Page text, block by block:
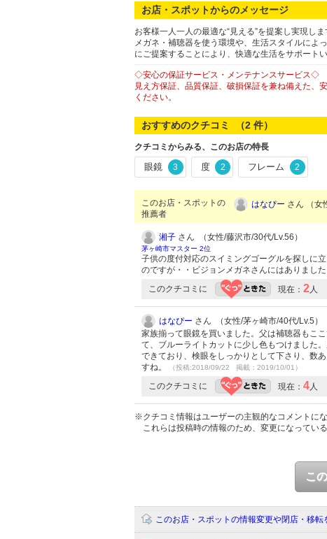
お店・スポットからのメッセージ
お客様一人一人の最適な“見える”を提案し実現しま
メガネ・補聴器を使う環境や、生活スタイルによ
にご提案することにより、快適な生活をサポートい
◇安心の保証サービス・メンテナンスサービス◇
見え方保証、品質保証、破損保証を兼ね備えた、
ください。
おすすめのクチコミ （2 件）
クチコミからみる、このお店の特長
眼鏡 3 度 2 フレーム 2
このお店・スポットの
推薦者
はなぴー さん （女
湘子 さん （女性/藤沢市/30代/Lv.56）
茅ヶ崎市マスター 2位
子供の度付対応のスイミングゴーグルを探しに
のですが・・ビジョンメガネさんにはありました
このクチコミに 現在： 2 人
はなぴー さん （女性/茅ヶ崎市/40代/Lv.5）
家族揃って眼鏡を買いました。父は補聴器もこ
て、ブルーライトカットに少し色もつけました
できており、検眼をしっかりとして下さり、数
すね。
（投稿:2018/09/22 掲載：2019/10/01）
このクチコミに 現在： 4 人
※クチコミ情報はユーザーの主観的なコメントにな
これらは投稿時の情報のため、変更になってい
こ
このお店・スポットの情報変更や閉店・移転